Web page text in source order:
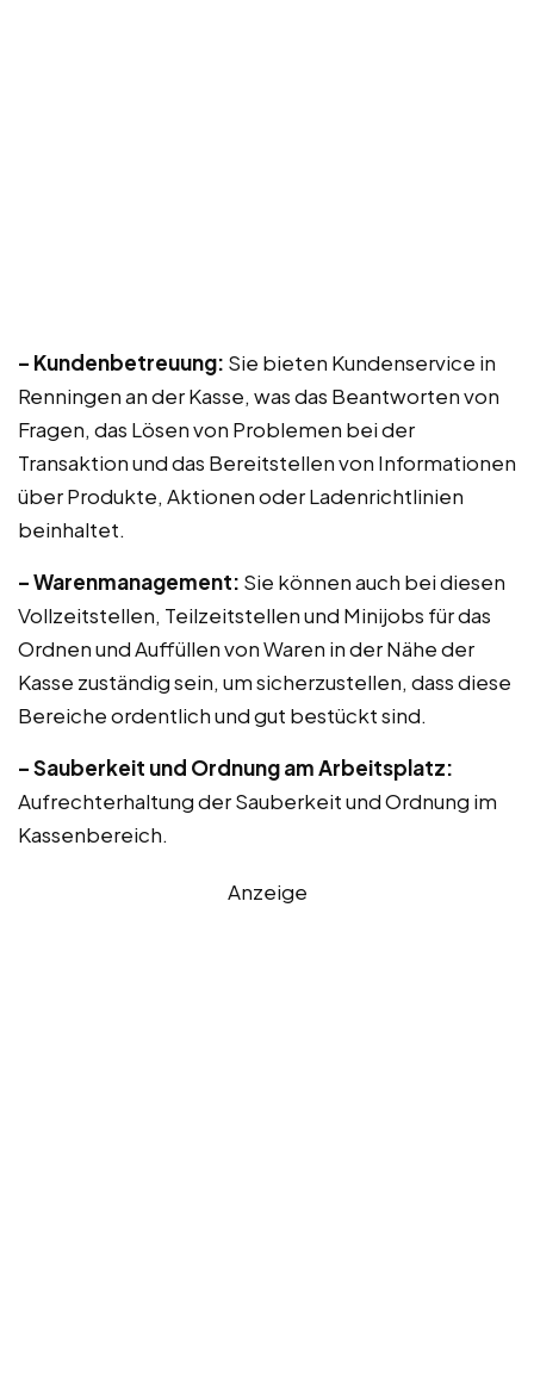
– Kundenbetreuung: Sie bieten Kundenservice in
Renningen an der Kasse, was das Beantworten von
Fragen, das Lösen von Problemen bei der
Transaktion und das Bereitstellen von Informationen
über Produkte, Aktionen oder Ladenrichtlinien
beinhaltet.
– Warenmanagement: Sie können auch bei diesen
Vollzeitstellen, Teilzeitstellen und Minijobs für das
Ordnen und Auffüllen von Waren in der Nähe der
Kasse zuständig sein, um sicherzustellen, dass diese
Bereiche ordentlich und gut bestückt sind.
– Sauberkeit und Ordnung am Arbeitsplatz:
Aufrechterhaltung der Sauberkeit und Ordnung im
Kassenbereich.
Anzeige